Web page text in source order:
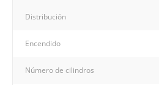
Distribución
Encendido
Número de cilindros